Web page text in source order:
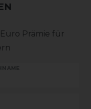
Prämie für